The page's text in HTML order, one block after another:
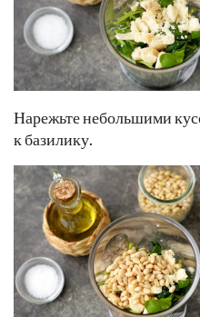
Нарежьте небольшими
к базилику.